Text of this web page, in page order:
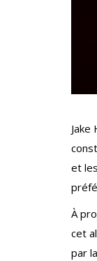
Jake
et
À
cet
par